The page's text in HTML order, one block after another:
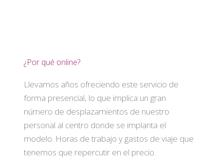
¿Por qué online?
Llevamos años ofreciendo este servicio de
forma presencial, lo que implica un gran
número de desplazamientos de nuestro
personal al centro donde se implanta el
modelo. Horas de trabajo y gastos de viaje que
tenemos que repercutir en el precio.